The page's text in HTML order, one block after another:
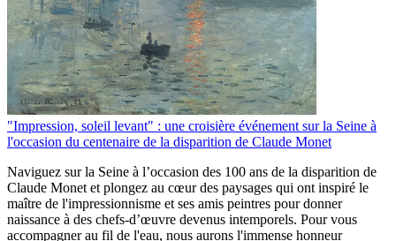
"Impression, soleil levant" : une croisière événement sur la Seine à
l'occasion du centenaire de la disparition de Claude Monet
Naviguez sur la Seine à l’occasion des 100 ans de la disparition de
Claude Monet et plongez au cœur des paysages qui ont inspiré le
maître de l'impressionnisme et ses amis peintres pour donner
naissance à des chefs-d’œuvre devenus intemporels. Pour vous
accompagner au fil de l'eau, nous aurons l'immense honneur